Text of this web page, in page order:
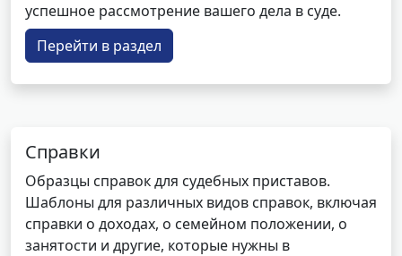
успешное рассмотрение вашего дела в суде.
Перейти в раздел
Справки
Образцы справок для судебных приставов.
Шаблоны для различных видов справок, включая
справки о доходах, о семейном положении, о
занятости и другие, которые нужны в